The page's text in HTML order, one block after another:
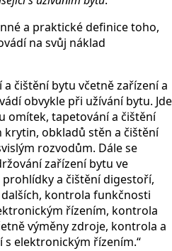
a praktické definice toho,
na svůj náklad
čištění bytu včetně zařízení a
obvykle při užívání bytu. Jde
omítek, tapetování a čištění
obkladů stěn a čištění
rozvodům. Dále se
zařízení bytu ve
a čištění digestoří,
kontrola funkčnosti
řízením, kontrola
výměny zdroje, kontrola a
elektronickým řízením.“